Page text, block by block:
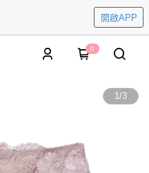
開啟APP
0
1/3